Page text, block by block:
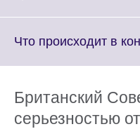
More
Что происходит в
Британский
серьезностью